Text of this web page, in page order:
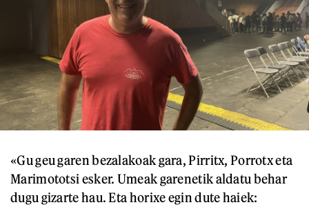
«Gu geu garen bezalakoak gara, Pirritx, Porrotx eta
Marimototsi esker. Umeak garenetik aldatu behar
dugu gizarte hau. Eta horixe egin dute haiek: